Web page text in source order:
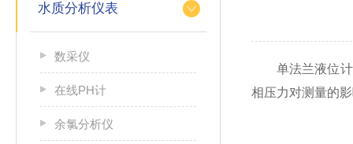
水质分析仪表
数采仪
在线PH计
余氯分析仪
单法兰液位计与
相压力对测量的